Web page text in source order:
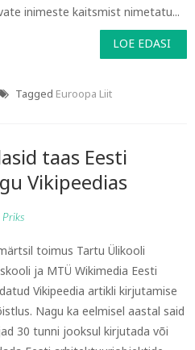
inimeste kaitsmist nimetatu...
LOE EDASI
Tagged Euroopa Liit
taas Eesti
Vikipeedias
Priks
toimus Tartu Ülikooli
ja MTÜ Wikimedia Eesti
Vikipeedia artikli kirjutamise
Nagu ka eelmisel aastal said
30 tunni jooksul kirjutada või